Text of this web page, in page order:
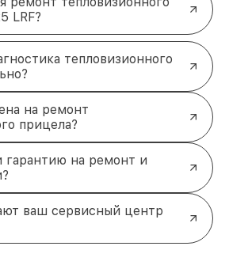
LRF?
тепловизионного
на ремонт
прицела?
гарантию на ремонт и
ваш сервисный центр